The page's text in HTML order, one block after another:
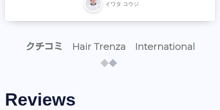
イワタ コウジ
クチコミ Hair Trenza International
Reviews